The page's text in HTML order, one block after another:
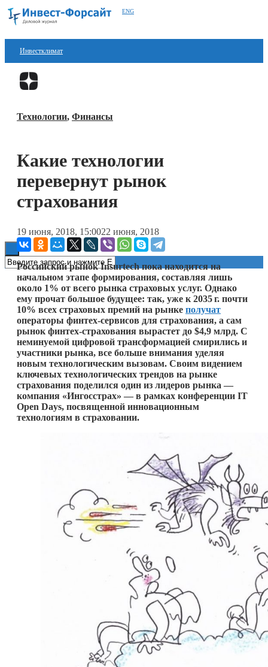
ENG
Инвестклимат
Финансы
Блокчейн
Технологии, Финансы
Какие технологии
перевернут рынок
страхования
19 июня, 2018, 15:0022 июня, 2018
Российский рынок Insurtech пока находится на
начальном этапе формирования, составляя лишь
около 1% от всего рынка страховых услуг. Однако
ему прочат большое будущее: так, уже к 2035 г. почти
10% всех страховых премий на рынке получат
операторы финтех-сервисов для страхования, а сам
рынок финтех-страхования вырастет до $4,9 млрд. С
неминуемой цифровой трансформацией смирились и
участники рынка, все больше внимания уделяя
новым технологическим вызовам. Своим видением
ключевых технологических трендов на рынке
страхования поделился один из лидеров рынка —
компания «Ингосстрах» — в рамках конференции IT
Open Days, посвященной инновационным
технологиям в страховании.